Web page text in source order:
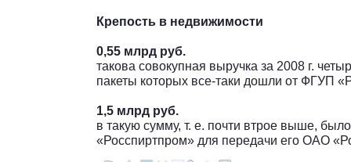
Крепость в недвижимости
0,55 млрд руб.
такова совокупная выручка за 2008 г.
пакеты которых все-таки дошли от ФГУП
1,5 млрд руб.
в такую сумму, т. е. почти втрое выше,
«Росспиртпром» для передачи его ОАО